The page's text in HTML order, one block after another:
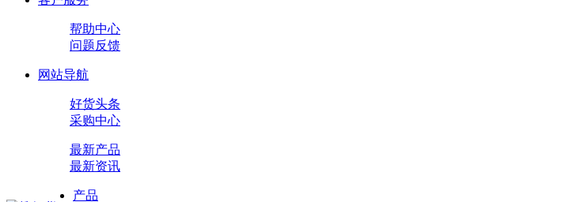
帮助中心
问题反馈
网站导航
好货头条
采购中心
最新产品
最新资讯
产品